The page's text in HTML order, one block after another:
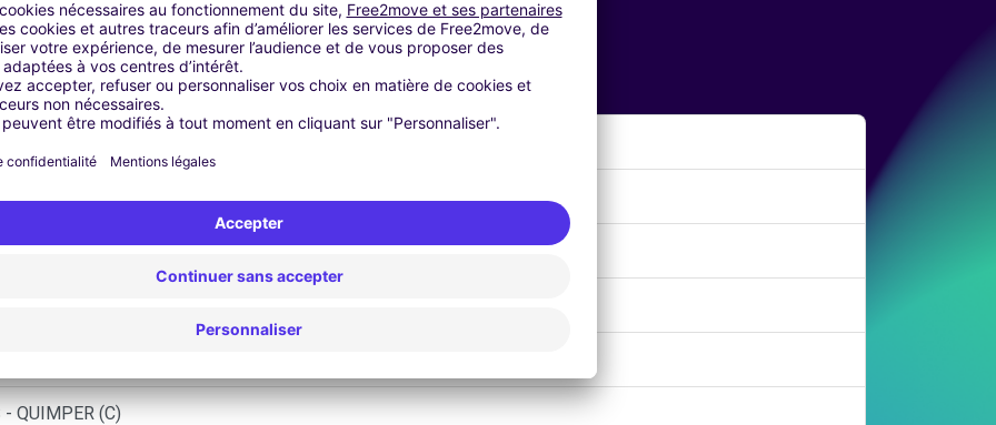
Agences similaires
QUIMPER (F)
(P)
QUIMPER (C)